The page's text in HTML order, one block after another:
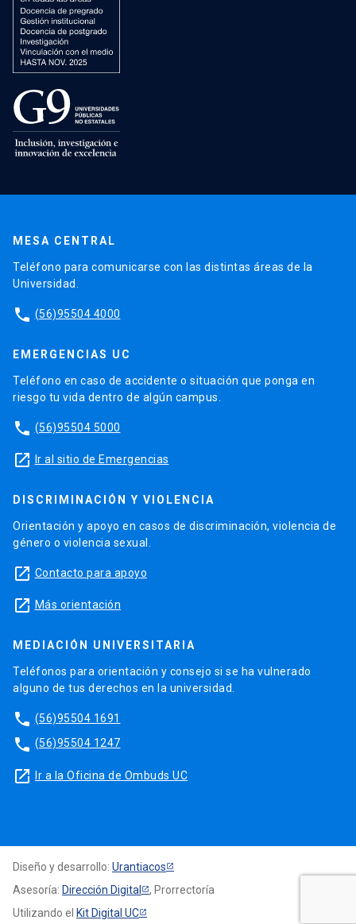
MESA CENTRAL
Teléfono para comunicarse con las distintas áreas de la
Universidad.
phone (56)95504 4000
EMERGENCIAS UC
Teléfono en caso de accidente o situación que ponga en
riesgo tu vida dentro de algún campus.
phone (56)95504 5000
launch Ir al sitio de Emergencias
DISCRIMINACIÓN Y VIOLENCIA
Orientación y apoyo en casos de discriminación, violencia de
género o violencia sexual.
launch Contacto para apoyo
launch Más orientación
MEDIACIÓN UNIVERSITARIA
Teléfonos para orientación y consejo si se ha vulnerado
alguno de tus derechos en la universidad.
phone (56)95504 1691
phone (56)95504 1247
launch Ir a la Oficina de Ombuds UC
Diseño y desarrollo: Urantiacos
Asesoría: Dirección Digital
, Prorrectoría
Utilizando el Kit Digital UC